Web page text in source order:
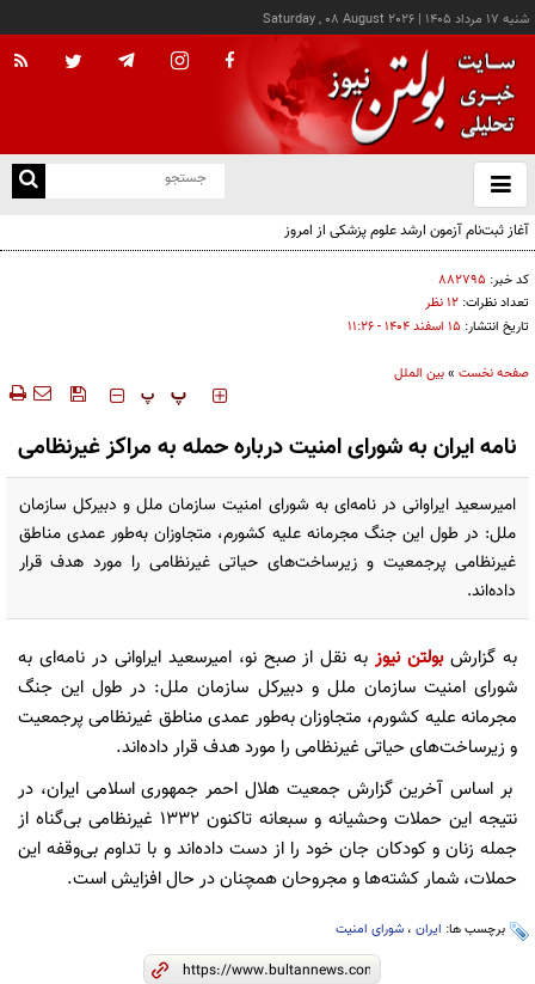
شنبه ۱۷ مرداد ۱۴۰۵ |
Saturday , 08 August 2026
باز
و
آغاز ثبت‌نام آزمون ارشد علوم پزشکی از امروز
کد خبر: ۸۸۲۷۹۵
تعداد نظرات: ۱۲ نظر
تاریخ انتشار: ۱۵ اسفند ۱۴۰۴ - ۱۱:۲۶
صفحه نخست »بین الملل
‍‍‍ پ پ
نامه ایران به شورای امنیت درباره حمله به مراکز غیرنظامی
امیرسعید ایراوانی در نامه‌ای به شورای امنیت سازمان ملل و دبیرکل سازمان
ملل: در طول این جنگ مجرمانه علیه کشورم، متجاوزان به‌طور عمدی مناطق
غیرنظامی پرجمعیت و زیرساخت‌های حیاتی غیرنظامی را مورد هدف قرار
داده‌اند.
به گزارشبولتن نیوزبه نقل از صبح نو، امیرسعید ایراوانی در نامه‌ای به
شورای امنیت سازمان ملل و دبیرکل سازمان ملل: در طول این جنگ
مجرمانه علیه کشورم، متجاوزان به‌طور عمدی مناطق غیرنظامی پرجمعیت
و زیرساخت‌های حیاتی غیرنظامی را مورد هدف قرار داده‌اند.
بر اساس آخرین گزارش جمعیت هلال ‌احمر جمهوری اسلامی ایران، در
نتیجه این حملات وحشیانه و سبعانه تاکنون ۱۳۳۲ غیرنظامی بی‌گناه از
جمله زنان و کودکان جان خود را از دست داده‌اند و با تداوم بی‌وقفه این
حملات، شمار کشته‌ها و مجروحان همچنان در حال افزایش است.
برچسب ها: ایران ، شورای امنیت